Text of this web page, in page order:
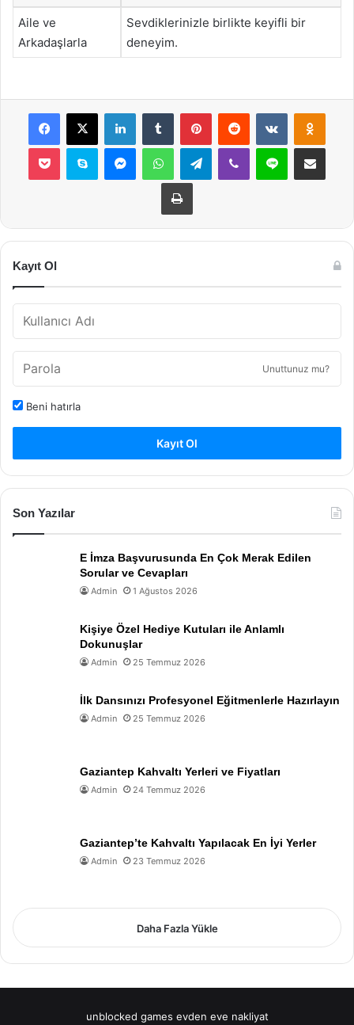
Aile ve
Arkadaşlarla
Sevdiklerinizle birlikte keyifli bir
deneyim.
Facebook
X LinkedInTumblr PinterestReddit VKontakte
Pocket Skype MessengerWhatsAppTelegramViber Line E-Posta ile
Yazdır
Kayıt Ol
Unuttunuz mu?
Beni hatırla
Kayıt Ol
Son Yazılar
E İmza Başvurusunda En Çok Merak Edilen
Sorular ve Cevapları
Admin 1 Ağustos 2026
Kişiye Özel Hediye Kutuları ile Anlamlı
Dokunuşlar
Admin 25 Temmuz 2026
İlk Dansınızı Profesyonel Eğitmenlerle Hazırlayın
Admin 25 Temmuz 2026
Gaziantep Kahvaltı Yerleri ve Fiyatları
Admin 24 Temmuz 2026
Gaziantep’te Kahvaltı Yapılacak En İyi Yerler
Admin 23 Temmuz 2026
Daha Fazla Yükle
unblocked games evden eve nakliyat